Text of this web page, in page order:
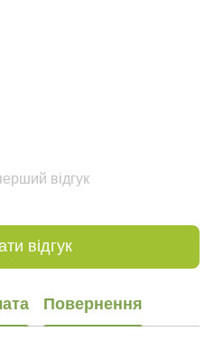
відгук
відгук
Повернення